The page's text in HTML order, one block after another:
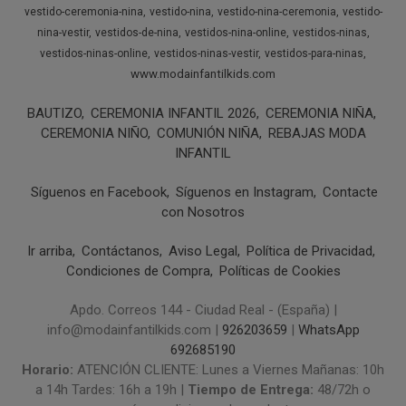
vestido-ceremonia-nina vestido-nina vestido-nina-ceremonia vestido-
nina-vestir vestidos-de-nina vestidos-nina-online vestidos-ninas
vestidos-ninas-online vestidos-ninas-vestir vestidos-para-ninas
www.modainfantilkids.com
BAUTIZO CEREMONIA INFANTIL 2026
CEREMONIA NIÑA
CEREMONIA NIÑO COMUNIÓN NIÑA REBAJAS MODA
INFANTIL
Síguenos en Facebook Síguenos en Instagram
Contacte
con Nosotros
Ir arriba Contáctanos Aviso Legal
Política de Privacidad
Condiciones de Compra
Políticas de Cookies
Apdo. Correos 144 - Ciudad Real - (España) |
info@modainfantilkids.com | 926203659 | WhatsApp
692685190
Horario: ATENCIÓN CLIENTE: Lunes a Viernes Mañanas: 10h
a 14h Tardes: 16h a 19h | Tiempo de Entrega: 48/72h o